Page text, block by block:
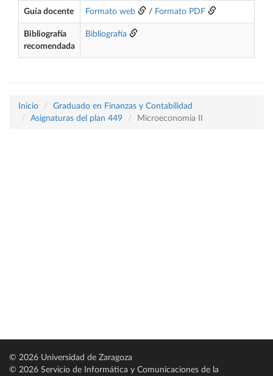
Guía docente Formato web / Formato PDF
Bibliografía
recomendada
Bibliografía
Inicio
Graduado en Finanzas y Contabilidad
Asignaturas del plan 449
Microeconomia II
© 2026 Universidad de Zaragoza
© 2026 Servicio de Informática y Comunicaciones de la